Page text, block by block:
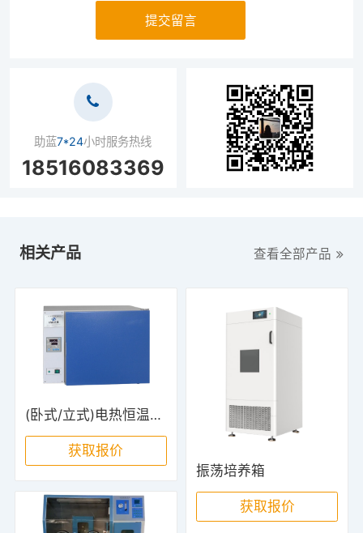
提交留言
助蓝7*24小时服务热线
18516083369
相关产品 查看全部产品
(卧式/立式)电热恒温培养箱
获取报价
振荡培养箱
获取报价